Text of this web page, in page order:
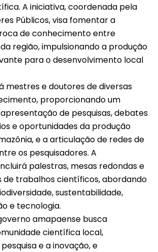
A iniciativa, coordenada pela
Públicos, visa fomentar a
de conhecimento entre
região, impulsionando a produção
para o desenvolvimento local
mestres e doutores de diversas
proporcionando um
de pesquisas, debates
e oportunidades da produção
e a articulação de redes de
os pesquisadores. A
palestras, mesas redondas e
de trabalhos científicos, abordando
sustentabilidade,
e tecnologia.
amapaense busca
científica local,
e a inovação, e